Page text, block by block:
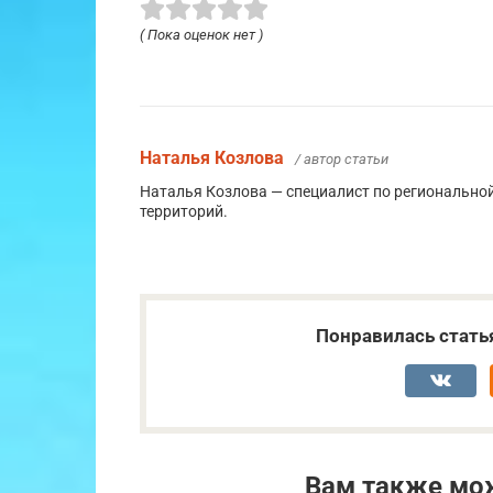
( Пока оценок нет )
Наталья Козлова / автор статьи
Наталья Козлова — специалист по
территорий.
Понравилась
Вам также